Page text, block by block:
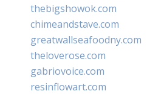
thebigshowok.com
chimeandstave.com
greatwallseafoodny.com
theloverose.com
gabriovoice.com
resinflowart.com